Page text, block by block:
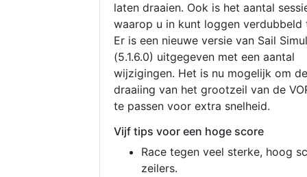
laten draaien. Ook is het aantal
waarop u in kunt loggen verdubbeld
Er is een nieuwe versie van Sail
(5.1.6.0) uitgegeven met een aantal
wijzigingen. Het is nu mogelijk om de
draaiing van het grootzeil van de
te passen voor extra snelheid.
Vijf tips voor een hoge score
Race tegen veel sterke, hoog
zeilers.